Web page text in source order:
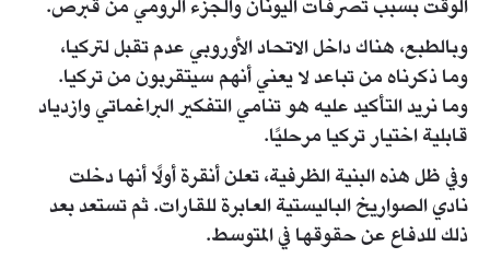
الوقت بسبب تصرفات اليونان والجزء الرومي من قبرص.
وبالطبع، هناك داخل الاتحاد الأوروبي عدم تقبل لتركيا،
وما ذكرناه من تباعد لا يعني أنهم سيتقربون من تركيا.
وما نريد التأكيد عليه هو تنامي التفكير البراغماتي وازدياد
قابلية اختيار تركيا مرحليًا.
وفي ظل هذه البنية الظرفية، تعلن أنقرة أولًا أنها دخلت
نادي الصواريخ الباليستية العابرة للقارات. ثم تستعد بعد
ذلك للدفاع عن حقوقها في المتوسط.